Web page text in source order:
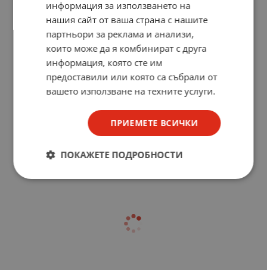
информация за използването на
нашия сайт от ваша страна с нашите
партньори за реклама и анализи,
които може да я комбинират с друга
информация, която сте им
предоставили или която са събрали от
вашето използване на техните услуги.
ПРИЕМЕТЕ ВСИЧКИ
ПОКАЖЕТЕ ПОДРОБНОСТИ